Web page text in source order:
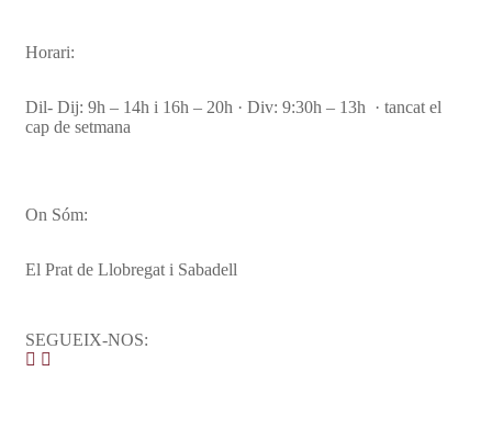
Horari:
Dil- Dij: 9h – 14h i 16h – 20h · Div: 9:30h – 13h · tancat el
cap de setmana
On Sóm:
El Prat de Llobregat i Sabadell
SEGUEIX-NOS: